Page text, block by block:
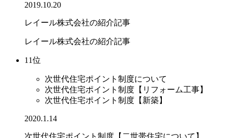
2019.10.20
レイール株式会社の紹介記事
レイール株式会社の紹介記事
11位
次世代住宅ポイント制度について
次世代住宅ポイント制度【リフォーム工事】
次世代住宅ポイント制度【新築】
2020.1.14